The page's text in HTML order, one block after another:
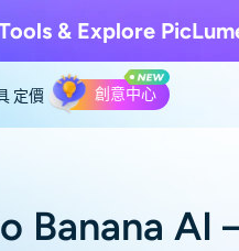
& Explore
定價 創意中心
Banana